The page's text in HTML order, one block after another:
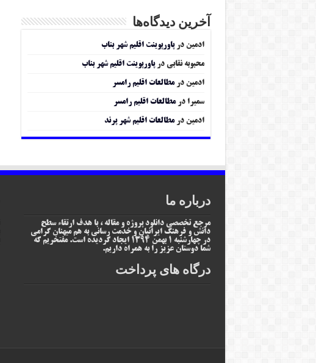
آخرین دیدگاه‌ها
ادمین درپاورپوینت اقلیم شهر بناب
محبوبه نقابی درپاورپوینت اقلیم شهر بناب
ادمین درمطالعات اقلیم رامسر
سمیرا درمطالعات اقلیم رامسر
ادمین درمطالعات اقلیم شهر پرند
درباره ما
مرجع تخصصی دانلود پروژه و مقاله ، با هدف ارتقاء سطح
دانش و فرهنگ ایرانیان و خدمت رسانی به هم میهنان گرامی
در چهارشنبه 1 بهمن 1394 ایجاد گردیده است. مفتخریم که
شما دوستان عزیز را به همراه داریم.
درگاه های پرداخت